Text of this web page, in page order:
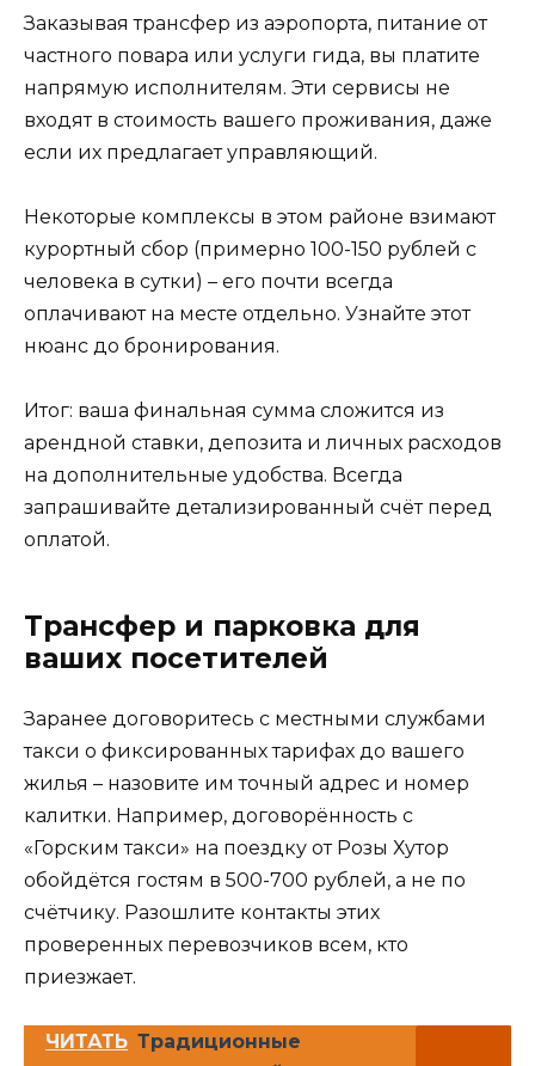
Заказывая трансфер из аэропорта, питание от
частного повара или услуги гида, вы платите
напрямую исполнителям. Эти сервисы не
входят в стоимость вашего проживания, даже
если их предлагает управляющий.
Некоторые комплексы в этом районе взимают
курортный сбор (примерно 100-150 рублей с
человека в сутки) – его почти всегда
оплачивают на месте отдельно. Узнайте этот
нюанс до бронирования.
Итог: ваша финальная сумма сложится из
арендной ставки, депозита и личных расходов
на дополнительные удобства. Всегда
запрашивайте детализированный счёт перед
оплатой.
Трансфер и парковка для
ваших посетителей
Заранее договоритесь с местными службами
такси о фиксированных тарифах до вашего
жилья – назовите им точный адрес и номер
калитки. Например, договорённость с
«Горским такси» на поездку от Розы Хутор
обойдётся гостям в 500-700 рублей, а не по
счётчику. Разошлите контакты этих
проверенных перевозчиков всем, кто
приезжает.
ЧИТАТЬ Традиционные